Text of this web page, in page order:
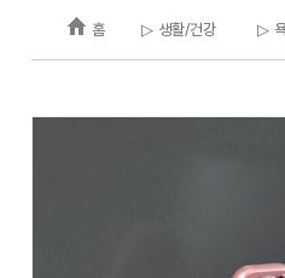
홈 ▷ 생활/건강 ▷